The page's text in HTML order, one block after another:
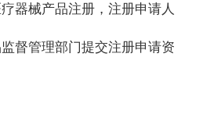
器械产品注册，注册申请人
督管理部门提交注册申请资